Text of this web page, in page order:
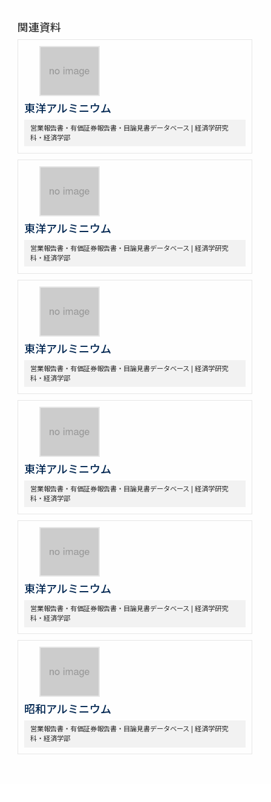
関連資料
東洋アルミニウム
営業報告書・有価証券報告書・目論見書データベース | 経済学研究
科・経済学部
東洋アルミニウム
営業報告書・有価証券報告書・目論見書データベース | 経済学研究
科・経済学部
東洋アルミニウム
営業報告書・有価証券報告書・目論見書データベース | 経済学研究
科・経済学部
東洋アルミニウム
営業報告書・有価証券報告書・目論見書データベース | 経済学研究
科・経済学部
東洋アルミニウム
営業報告書・有価証券報告書・目論見書データベース | 経済学研究
科・経済学部
昭和アルミニウム
営業報告書・有価証券報告書・目論見書データベース | 経済学研究
科・経済学部